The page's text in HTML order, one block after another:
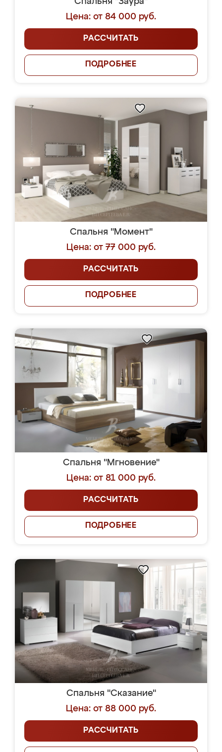
Цена: от 84 000 руб.
РАССЧИТАТЬ
ПОДРОБНЕЕ
Спальня "Момент"
Цена: от 77 000 руб.
РАССЧИТАТЬ
ПОДРОБНЕЕ
Спальня "Мгновение"
Цена: от 81 000 руб.
РАССЧИТАТЬ
ПОДРОБНЕЕ
Спальня "Сказание"
Цена: от 88 000 руб.
РАССЧИТАТЬ